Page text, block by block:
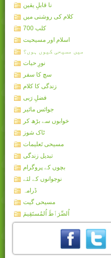
نا قابلِ یقین
کلام کی روشنی میں
کلب 700
اسلام اور مسیحیت
میں مسیحی کیوں ہوں؟
نورِ حیات
سچ کا سفر
زندگی کا کلام
فضلِ رَبی
جوائس مائیر
خوابوں سے بڑھ کر
ٹاک شوز
مسیحی تَعلیمات
تبدیل زندگی
بچوں کے پروگرام
نوجوانوں کے لئے
ڈرامہ
مسیحی گیت
اُلصِّرَٲطَ اُلمُستَقِيمَ